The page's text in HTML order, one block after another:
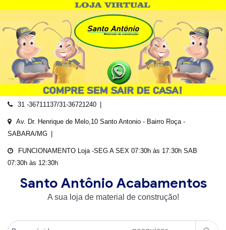
content
31 -36711137/31-36721240
Av. Dr. Henrique de Melo,10 Santo Antonio - Bairro Roça -
SABARA/MG
FUNCIONAMENTO Loja -SEG A SEX 07:30h às 17:30h SAB
07:30h às 12:30h
Santo Antônio Acabamentos
A sua loja de material de construção!